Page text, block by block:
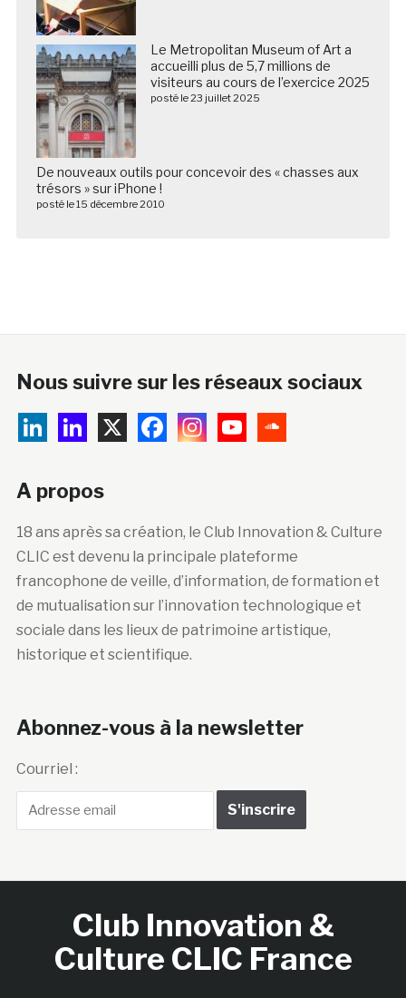
Le Metropolitan Museum of Art a
accueilli plus de 5,7 millions de
visiteurs au cours de l’exercice 2025
posté le 23 juillet 2025
De nouveaux outils pour concevoir des « chasses aux
trésors » sur iPhone !
posté le 15 décembre 2010
Nous suivre sur les réseaux sociaux
A propos
18 ans après sa création, le Club Innovation & Culture
CLIC est devenu la principale plateforme
francophone de veille, d’information, de formation et
de mutualisation sur l’innovation technologique et
sociale dans les lieux de patrimoine artistique,
historique et scientifique.
Abonnez-vous à la newsletter
Courriel :
Club Innovation &
Culture CLIC France